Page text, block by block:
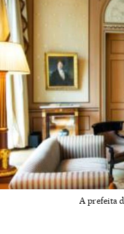
A prefeita